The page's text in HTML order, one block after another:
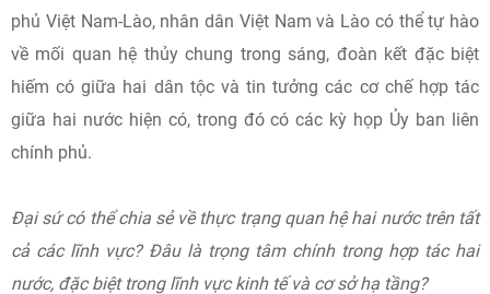
phủ Việt Nam-Lào, nhân dân Việt Nam và Lào có thể tự hào
về mối quan hệ thủy chung trong sáng, đoàn kết đặc biệt
hiếm có giữa hai dân tộc và tin tưởng các cơ chế hợp tác
giữa hai nước hiện có, trong đó có các kỳ họp Ủy ban liên
chính phủ.
Đại sứ có thể chia sẻ về thực trạng quan hệ hai nước trên tất
cả các lĩnh vực? Đâu là trọng tâm chính trong hợp tác hai
nước, đặc biệt trong lĩnh vực kinh tế và cơ sở hạ tầng?